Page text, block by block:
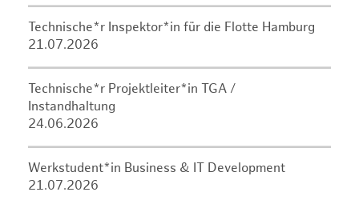
Technische*r Inspektor*in für die Flotte Hamburg
21.07.2026
Technische*r Projektleiter*in TGA /
Instandhaltung
24.06.2026
Werkstudent*in Business & IT Development
21.07.2026